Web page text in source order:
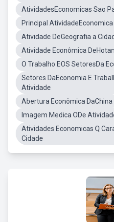
AtividadesEconomicas Sao
Principal AtividadeEconomica
Atividade DeGeografia a
Atividade Econômica
O Trabalho EOS SetoresDa
Setores DaEconomia E
Atividade
Abertura Econômica DaChina
Imagem Medica ODe
Atividades Economicas Q
Cidade